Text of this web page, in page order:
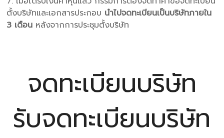
ตั้งบริษัทและเอกสารประกอบ นำไปจดทะเบียนเป็นบริษัทภายใน
3 เดือน หลังจากการประชุมตั้งบริษัท
จดทะเบียนบริษัท
รับจดทะเบียนบริษัท